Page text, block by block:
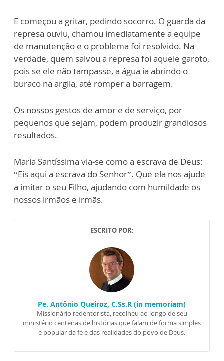
E começou a gritar, pedindo socorro. O guarda da
represa ouviu, chamou imediatamente a equipe
de manutenção e o problema foi resolvido. Na
verdade, quem salvou a represa foi aquele garoto,
pois se ele não tampasse, a água ia abrindo o
buraco na argila, até romper a barragem.
Os nossos gestos de amor e de serviço, por
pequenos que sejam, podem produzir grandiosos
resultados.
Maria Santíssima via-se como a escrava de Deus:
“Eis aqui a escrava do Senhor”. Que ela nos ajude
a imitar o seu Filho, ajudando com humildade os
nossos irmãos e irmãs.
ESCRITO POR:
Pe. Antônio Queiroz, C.Ss.R (in memoriam)
Missionário redentorista, recolheu ao longo de seu
ministério centenas de histórias que falam de forma simples
e popular da fé e das realidades do povo de Deus.